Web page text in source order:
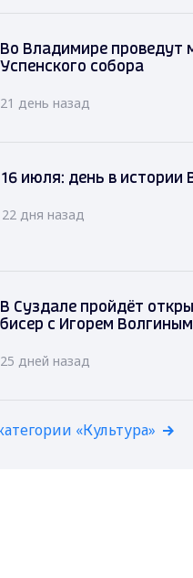
Во Владимире
Успенского собора
21 день назад
16 июля: день в истории
22 дня назад
В Суздале пройдёт
бисер с Игорем
25 дней назад
«Культура»